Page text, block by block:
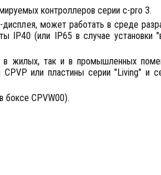
контроллеров серии c-pro 3.
может работать в среде
IP40 (или IP65 в случае установки
в жилых, так и в промышленных
CPVP или пластины серии "Living" и
боксе CPVW00).